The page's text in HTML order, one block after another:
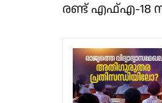
രണ്ട് എഫ്എ-18